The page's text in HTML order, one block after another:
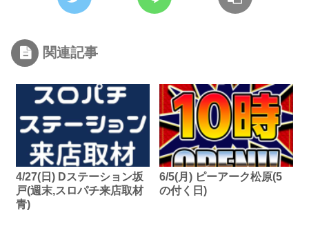
関連記事
4/27(日) Dステーション坂
戸(週末,スロパチ来店取材
青)
6/5(月) ピーアーク松原(5
の付く日)